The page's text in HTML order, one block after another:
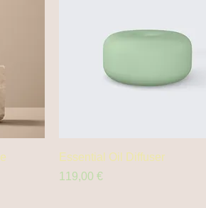
Essential Oil Diffuser
Prix
119,00 €